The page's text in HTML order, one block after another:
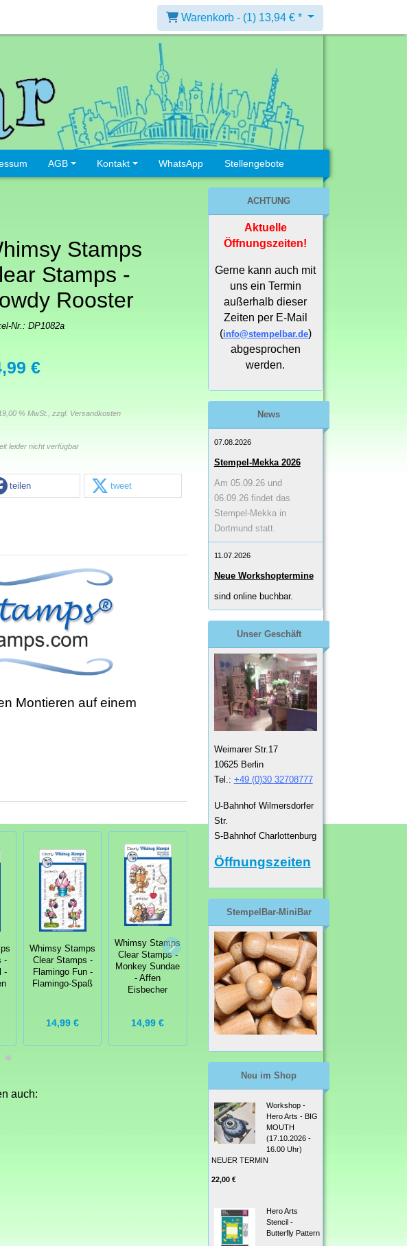
Warenkorb - (1) 13,94 € *
AGB Kontakt WhatsApp Stellengebote
Stamps
Stamps -
Rooster
Nr.: DP1082a
€
% MwSt., zzgl. Versandkosten
leider nicht verfügbar
teilen tweet
Montieren auf einem
-
-
Whimsy Stamps
Clear Stamps -
Flamingo Fun -
Flamingo-Spaß
14,99 €
Whimsy Stamps
Clear Stamps -
Monkey Sundae
- Affen
Eisbecher
14,99 €
Whimsy Stamps
Clear Stamps -
Dragon
Christmas
Cheer Drachen
Weihnachten
14,99 €
Whimsy Stamps
Clear Stamps -
Arrgg! Pirates -
Pirat
13,99 €
auch:
ACHTUNG
Aktuelle
Öffnungszeiten!
Gerne kann auch mit
uns ein Termin
außerhalb dieser
Zeiten per E-Mail
(info@stempelbar.de)
abgesprochen
werden.
News
07.08.2026
Stempel-Mekka 2026
Am 05.09.26 und
06.09.26 findet das
Stempel-Mekka in
Dortmund statt.
11.07.2026
Neue Workshoptermine
sind online buchbar.
Unser Geschäft
Weimarer Str.17
10625 Berlin
Tel.: +49 (0)30 32708777
U-Bahnhof Wilmersdorfer
Str.
S-Bahnhof Charlottenburg
Öffnungszeiten
StempelBar-MiniBar
Neu im Shop
Workshop -
Hero Arts - BIG
MOUTH
(17.10.2026 -
16.00 Uhr)
NEUER TERMIN
22,00 €
Hero Arts
Stencil -
Butterfly Pattern